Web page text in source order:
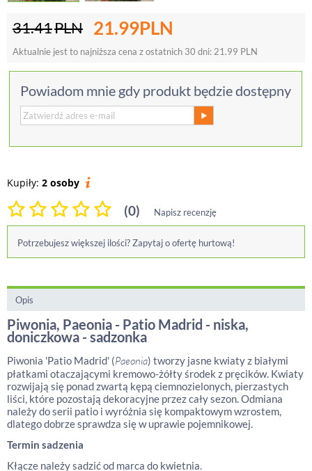
31.41PLN 21.99PLN
Aktualnie jest to najniższa cena z ostatnich 30 dni: 21.99 PLN
Powiadom mnie gdy produkt będzie dostępny
Kupiły: 2 osoby
(0) Napisz recenzję
Potrzebujesz większej ilości? Zapytaj o ofertę hurtową!
Opis
Piwonia, Paeonia - Patio Madrid - niska,
doniczkowa - sadzonka
Piwonia 'Patio Madrid' (Paeonia) tworzy jasne kwiaty z białymi
płatkami otaczającymi kremowo-żółty środek z pręcików. Kwiaty
rozwijają się ponad zwartą kępą ciemnozielonych, pierzastych
liści, które pozostają dekoracyjne przez cały sezon. Odmiana
należy do serii patio i wyróżnia się kompaktowym wzrostem,
dlatego dobrze sprawdza się w uprawie pojemnikowej.
Termin sadzenia
Kłącze należy sadzić od marca do kwietnia.